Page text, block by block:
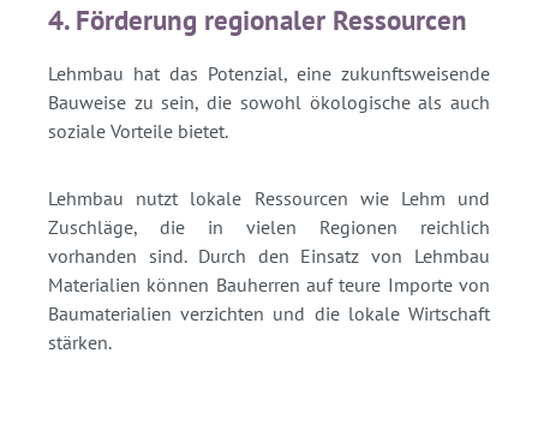
4. Förderung regionaler Ressourcen
Lehmbau hat das Potenzial, eine zukunftsweisende
Bauweise zu sein, die sowohl ökologische als auch
soziale Vorteile bietet.
Lehmbau nutzt lokale Ressourcen wie Lehm und
Zuschläge, die in vielen Regionen reichlich
vorhanden sind. Durch den Einsatz von Lehmbau
Materialien können Bauherren auf teure Importe von
Baumaterialien verzichten und die lokale Wirtschaft
stärken.